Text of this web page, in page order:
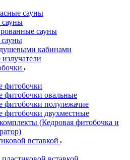
сауны
сауны
кабинами
фитобочки
фитобочки овальные
фитобочки полулежачие
фитобочки двухместные
(Кедровая фитобочка и
вставкой